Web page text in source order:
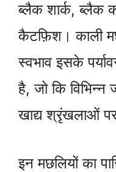
ब्लैक शार्क, ब्लैक
कैटफ़िश। काली
स्वभाव इसके
है, जो कि
खाद्य श्रृंखलाओं पर
इन मछलियों का